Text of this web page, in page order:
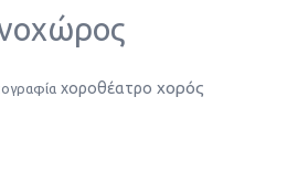
χοροθέατρο χορός